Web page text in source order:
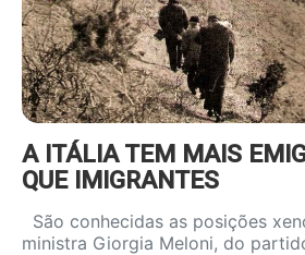
A ITÁLIA TEM MAIS
QUE IMIGRANTES
São conhecidas as posições
ministra Giorgia Meloni, do